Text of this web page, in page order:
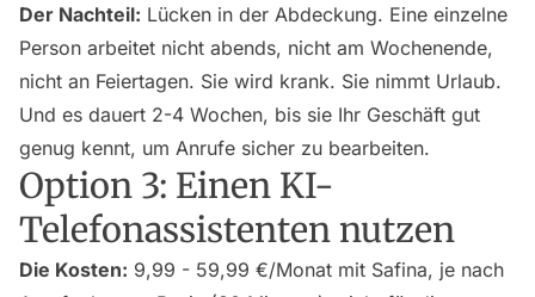
Der Nachteil: Lücken in der Abdeckung. Eine einzelne
Person arbeitet nicht abends, nicht am Wochenende,
nicht an Feiertagen. Sie wird krank. Sie nimmt Urlaub.
Und es dauert 2-4 Wochen, bis sie Ihr Geschäft gut
genug kennt, um Anrufe sicher zu bearbeiten.
Option 3: Einen KI-
Telefonassistenten nutzen
Die Kosten: 9,99 - 59,99 €/Monat mit Safina, je nach